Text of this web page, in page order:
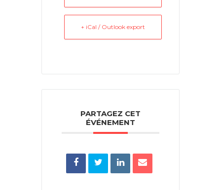
+ iCal / Outlook export
PARTAGEZ CET
ÉVÉNEMENT